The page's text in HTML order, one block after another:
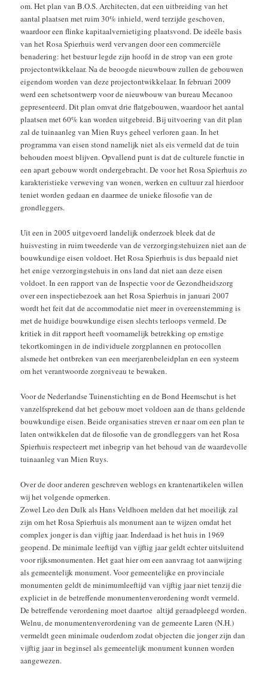
om. Het plan van B.O.S. Architecten, dat een uitbreiding van het
aantal plaatsen met ruim 30% inhield, werd terzijde geschoven,
waardoor een flinke kapitaalvernietiging plaatsvond. De ideële basis
van het Rosa Spierhuis werd vervangen door een commerciële
benadering: het bestuur legde zijn hoofd in de strop van een grote
projectontwikkelaar. Na de beoogde nieuwbouw zullen de gebouwen
eigendom worden van deze projectontwikkelaar. In februari 2009
werd een schetsontwerp voor de nieuwbouw van bureau Mecanoo
gepresenteerd. Dit plan omvat drie flatgebouwen, waardoor het aantal
plaatsen met 60% kan worden uitgebreid. Bij uitvoering van dit plan
zal de tuinaanleg van Mien Ruys geheel verloren gaan. In het
programma van eisen stond namelijk niet als eis vermeld dat de tuin
behouden moest blijven. Opvallend punt is dat de culturele functie in
een apart gebouw wordt ondergebracht. De voor het Rosa Spierhuis zo
karakteristieke verweving van wonen, werken en cultuur zal hierdoor
teniet worden gedaan en daarmee de unieke filosofie van de
grondleggers.
Uit een in 2005 uitgevoerd landelijk onderzoek bleek dat de
huisvesting in ruim tweederde van de verzorgingstehuizen niet aan de
bouwkundige eisen voldoet. Het Rosa Spierhuis is dus bepaald niet
het enige verzorgingstehuis in ons land dat niet aan deze eisen
voldoet. In een rapport van de Inspectie voor de Gezondheidszorg
over een inspectiebezoek aan het Rosa Spierhuis in januari 2007
wordt het feit dat de accommodatie niet meer in overeenstemming is
met de huidige bouwkundige eisen slechts terloops vermeld. De
kritiek in dit rapport heeft voornamelijk betrekking op ernstige
tekortkomingen in de individuele zorgplannen en protocollen
alsmede het ontbreken van een meerjarenbeleidplan en een systeem
om het verantwoorde zorgniveau te bewaken.
Voor de Nederlandse Tuinenstichting en de Bond Heemschut is het
vanzelfsprekend dat het gebouw moet voldoen aan de thans geldende
bouwkundige eisen. Beide organisaties streven er naar om een plan te
laten ontwikkelen dat de filosofie van de grondleggers van het Rosa
Spierhuis respecteert met inbegrip van het behoud van de waardevolle
tuinaanleg van Mien Ruys.
Over de door anderen geschreven weblogs en krantenartikelen willen
wij het volgende opmerken.
Zowel Leo den Dulk als Hans Veldhoen melden dat het moeilijk zal
zijn om het Rosa Spierhuis als monument aan te wijzen omdat het
complex jonger is dan vijftig jaar. Inderdaad is het huis in 1969
geopend. De minimale leeftijd van vijftig jaar geldt echter uitsluitend
voor rijksmonumenten. Het gaat hier om een aanvraag tot aanwijzing
als gemeentelijk monument. Voor gemeentelijke en provinciale
monumenten geldt de minimumleeftijd van vijftig jaar niet tenzij die
expliciet in de betreffende monumentenverordening wordt vermeld.
De betreffende verordening moet daartoe altijd geraadpleegd worden.
Welnu, de monumentenverordening van de gemeente Laren (N.H.)
vermeldt geen minimale ouderdom zodat objecten die jonger zijn dan
vijftig jaar in beginsel als gemeentelijk monument kunnen worden
aangewezen.